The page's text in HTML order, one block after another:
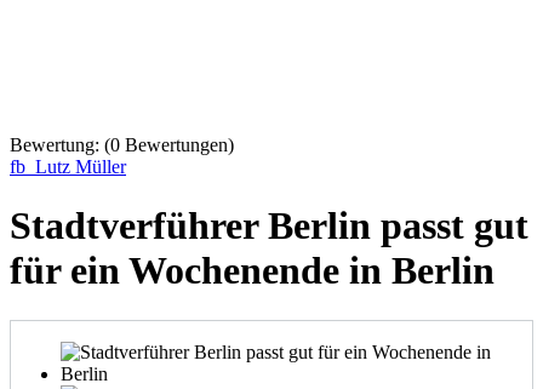
Bewertung: (0 Bewertungen)
fb_Lutz Müller
Stadtverführer Berlin passt gut
für ein Wochenende in Berlin